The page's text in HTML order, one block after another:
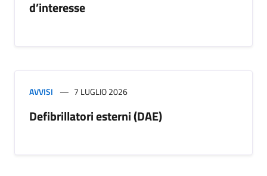
d’interesse
AVVISI 7 LUGLIO 2026
Defibrillatori esterni (DAE)